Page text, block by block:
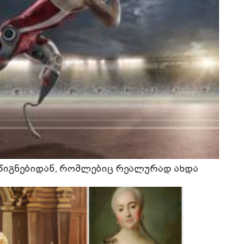
რომლებიც რეალურად ახდა